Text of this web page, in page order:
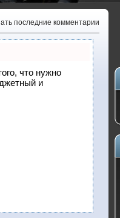
последние комментарии
что нужно
и